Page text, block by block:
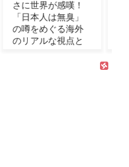
全10試合が中止…
『野球どころじゃ
ない』『選手たち
の安全を考えると